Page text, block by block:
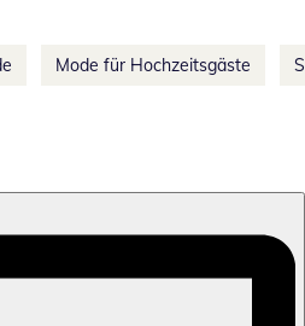
Mode für Hochzeitsgäste